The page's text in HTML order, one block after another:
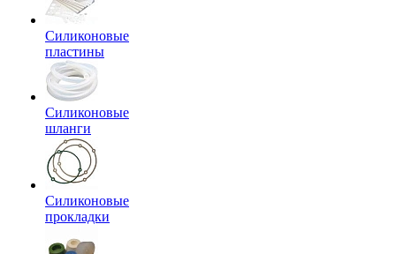
Силиконовые
пластины
Силиконовые
шланги
Силиконовые
прокладки